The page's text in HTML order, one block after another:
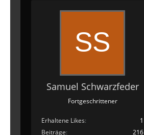
Samuel Schwarzfeder
Fortgeschrittener
Erhaltene Likes
1
Beiträge
216